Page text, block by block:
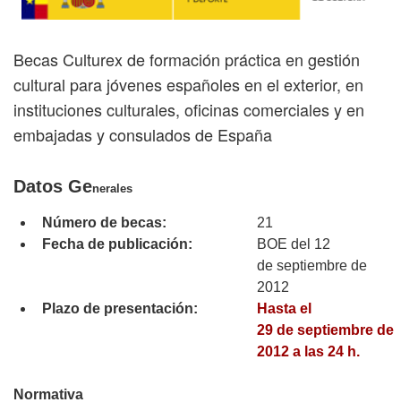
Becas Culturex de formación práctica en gestión
cultural para jóvenes españoles en el exterior, en
instituciones culturales, oficinas comerciales y en
embajadas y consulados de España
Datos Generales
Número de becas:
21
Fecha de publicación:
BOE del 12
de septiembre de
2012
Plazo de presentación:
Hasta el
29 de septiembre de
2012 a las 24 h.
Normativa